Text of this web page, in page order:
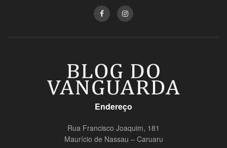
Endereço
Rua Francisco Joaquim, 181
Maurício de Nassau – Caruaru